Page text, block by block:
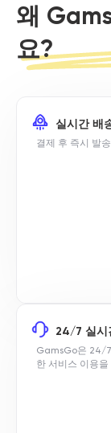
왜
요?
실시간 배
결제 후 즉시 발
24/7 실시
GamsGo은 24/7
한 서비스 이용